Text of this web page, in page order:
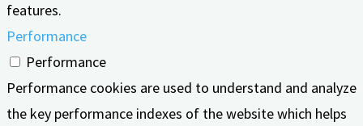
features.
Performance
Performance
Performance cookies are used to understand and analyze
the key performance indexes of the website which helps